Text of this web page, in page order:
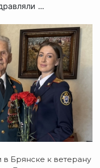
...
Брянске к ветерану